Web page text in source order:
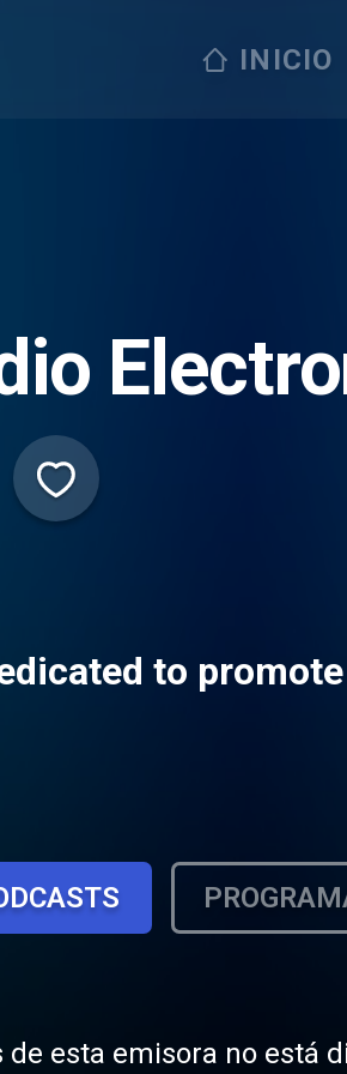
INICIO
to
de esta emisora no está